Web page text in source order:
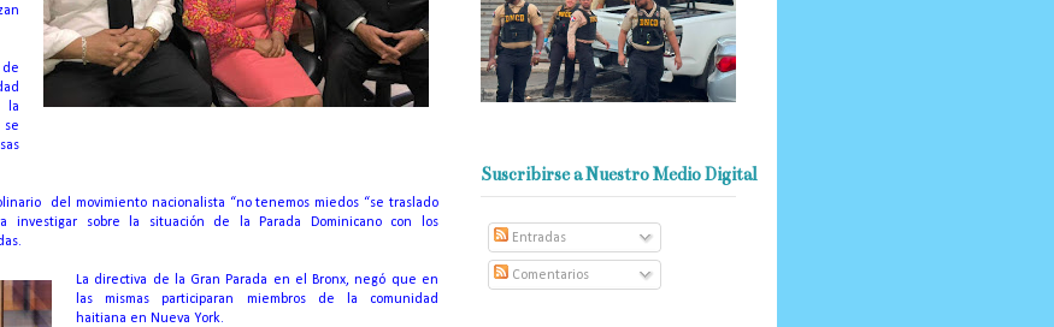
la
se
del movimiento nacionalista “no tenemos miedos “se traslado
investigar sobre la situación de la Parada Dominicano con los
La directiva de la Gran Parada en el Bronx, negó que en
las mismas participaran miembros de la comunidad
haitiana en Nueva York.
Suscribirse a Nuestro Medio Digital
Entradas
Comentarios